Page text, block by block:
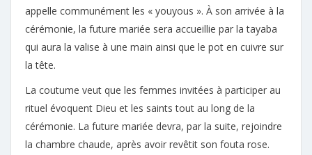
appelle communément les « youyous ». À son arrivée à la
cérémonie, la future mariée sera accueillie par la tayaba
qui aura la valise à une main ainsi que le pot en cuivre sur
la tête.
La coutume veut que les femmes invitées à participer au
rituel évoquent Dieu et les saints tout au long de la
cérémonie. La future mariée devra, par la suite, rejoindre
la chambre chaude, après avoir revêtit son fouta rose.